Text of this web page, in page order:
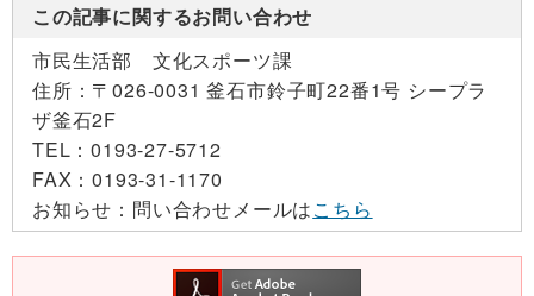
この記事に関するお問い合わせ
市民生活部 文化スポーツ課
住所： 〒026-0031 釜石市鈴子町22番1号 シープラ
ザ釜石2F
TEL：0193-27-5712
FAX：0193-31-1170
お知らせ： 問い合わせメールはこちら